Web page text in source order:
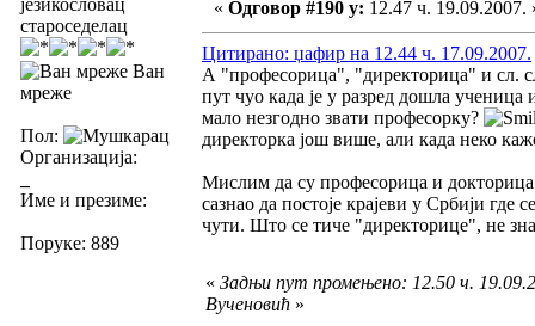
староседелац
Ван
мреже
Пол:
Организација:
Име и презиме:
Поруке: 889
« Одговор #190 у: 12.47 ч. 19.09.2007.
Цитирано: џафир на 12.44 ч. 17.09.2007.
А "професорица", "директорица" и сл.
пут чуо када је у разред дошла
мало незгодно звати професорку?
директорка још више, али када неко
Мислим да су професорица и
сазнао да постоје крајеви у Србији где
чути. Што се тиче "директорице", не
« Задњи пут промењено: 12.50 ч.
Вученовић »